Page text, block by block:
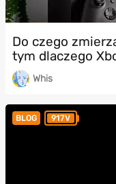
Do czego
tym dlaczego
Whis
BLOG 917V